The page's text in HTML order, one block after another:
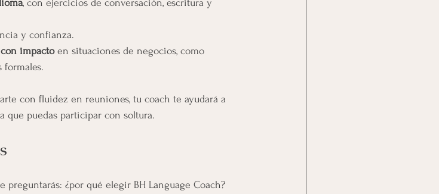
, con ejercicios de conversación, escritura y
y confianza.
impacto en situaciones de negocios, como
formales.
con fluidez en reuniones, tu coach te ayudará a
que puedas participar con soltura.
preguntarás: ¿por qué elegir BH Language Coach?